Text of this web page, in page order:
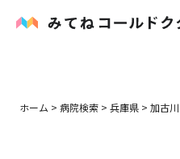
ホーム > 病院検索 > 兵庫県 > 加古